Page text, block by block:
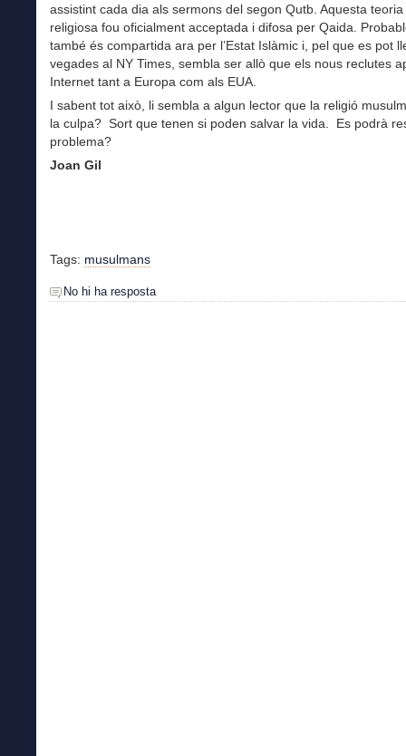
assistint cada dia als sermons del segon Qutb. Aquesta
religiosa fou oficialment acceptada i difosa per Qaida.
també és compartida ara per l’Estat Islàmic i, pel que es pot
vegades al NY Times, sembla ser allò que els nous reclutes
Internet tant a Europa com als EUA.
I sabent tot això, li sembla a algun lector que la religió
la culpa? Sort que tenen si poden salvar la vida. Es podrà
problema?
Joan Gil
Tags: musulmans
No hi ha resposta